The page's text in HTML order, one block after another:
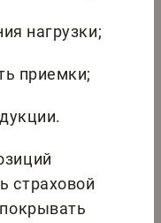
нагрузки;
приемки;
страховой